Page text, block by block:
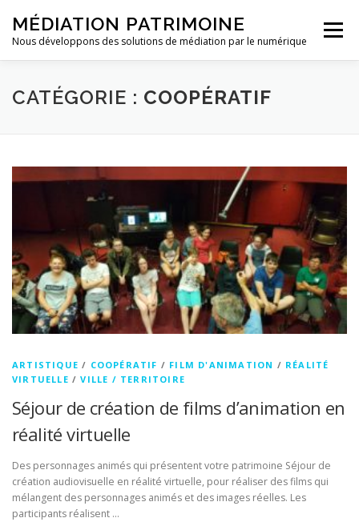
contenu
MÉDIATION PATRIMOINE
Nous développons des solutions de médiation par le numérique
Menu
ACCUEIL CONTACT
CATÉGORIE : COOPÉRATIF
ARTISTIQUE / COOPÉRATIF / FILM D'ANIMATION / RÉALITÉ
VIRTUELLE /VILLE / TERRITOIRE
Séjour de création de films d’animation en
réalité virtuelle
Des personnages animés qui présentent votre patrimoine Séjour de
création audiovisuelle en réalité virtuelle, pour réaliser des films qui
mélangent des personnages animés et des images réelles. Les
participants réalisent …